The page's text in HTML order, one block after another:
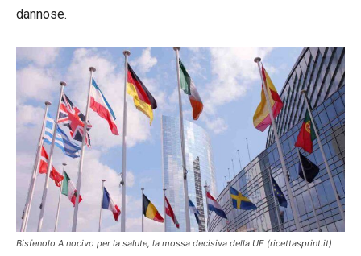
dannose.
Bisfenolo A nocivo per la salute, la mossa decisiva della UE (ricettasprint.it)